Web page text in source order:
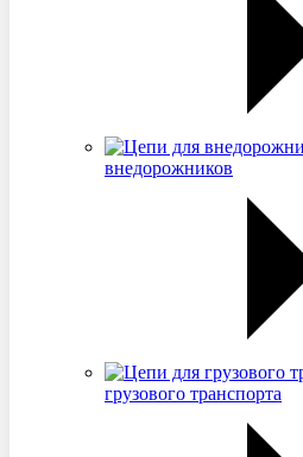
внедорожников
грузового транспорта